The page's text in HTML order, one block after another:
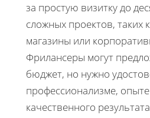
за простую визитку до
сложных проектов, таких
магазины или
Фрилансеры могут
бюджет, но нужно
профессионализме,
качественного